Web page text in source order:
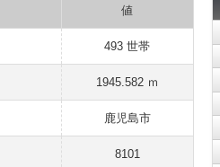
値
493 世帯
1945.582 ｍ
鹿児島市
8101